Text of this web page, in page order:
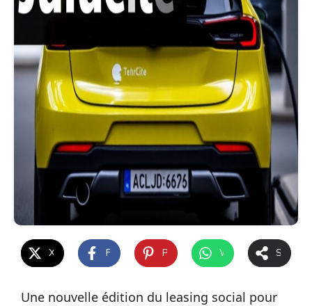
WhatsApp
Une nouvelle édition du leasing social pour